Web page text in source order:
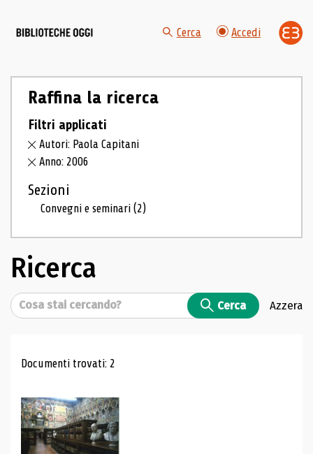
Cerca Accedi
Raffina la ricerca
Filtri applicati
Autori: Paola Capitani
Anno: 2006
Sezioni
Convegni e seminari(2)
Ricerca
Cerca Cerca Azzera
Risultati di ricerca
Documenti trovati: 2